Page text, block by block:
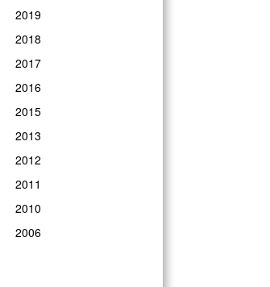
2019
2018
2017
2016
2015
2013
2012
2011
2010
2006